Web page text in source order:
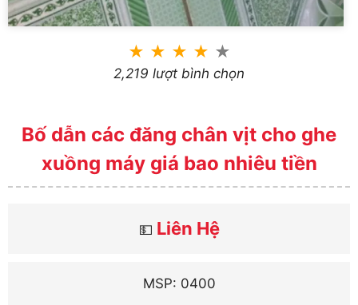
★ ★ ★ ★ ★
2,219 lượt bình chọn
Bố dẫn các đăng chân vịt cho ghe
xuồng máy giá bao nhiêu tiền
💵 Liên Hệ
MSP: 0400